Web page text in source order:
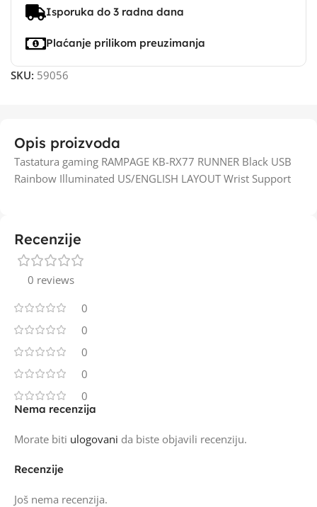
Isporuka do 3 radna dana
Plaćanje prilikom preuzimanja
SKU: 59056
Opis proizvoda
Tastatura gaming RAMPAGE KB-RX77 RUNNER Black USB
Rainbow Illuminated US/ENGLISH LAYOUT Wrist Support
Recenzije
0 reviews
0
0
0
0
0
Recenzije
Još nema recenzija.
Nema recenzija
Morate biti ulogovani da biste objavili recenziju.